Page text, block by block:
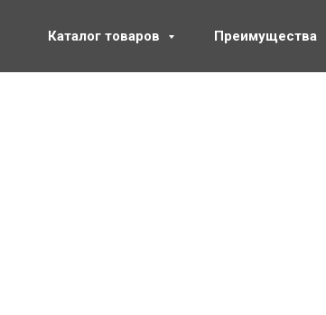
Каталог товаров Преимущества